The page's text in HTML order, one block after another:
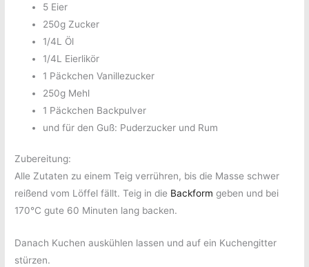
5 Eier
250g Zucker
1/4L Öl
1/4L Eierlikör
1 Päckchen Vanillezucker
250g Mehl
1 Päckchen Backpulver
und für den Guß: Puderzucker und Rum
Zubereitung:
Alle Zutaten zu einem Teig verrühren, bis die Masse schwer
reißend vom Löffel fällt. Teig in die Backform geben und bei
170°C gute 60 Minuten lang backen.
Danach Kuchen auskühlen lassen und auf ein Kuchengitter
stürzen.